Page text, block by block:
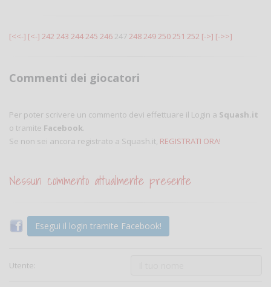
[<<-] [<-] 242 243 244245 246 247248249250251 252 [->] [->>]
Commenti dei giocatori
Per poter scrivere un commento devi effettuare il Login a Squash.it
o tramite Facebook.
Se non sei ancora registrato a Squash.it, REGISTRATI ORA!
Nessun commento attualmente presente
Esegui il login tramite Facebook!
Utente: